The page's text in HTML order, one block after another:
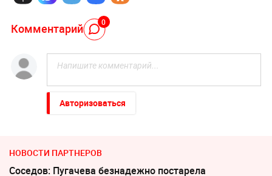
Комментарий 0
Авторизоваться
НОВОСТИ ПАРТНЕРОВ
Соседов: Пугачева безнадежно постарела